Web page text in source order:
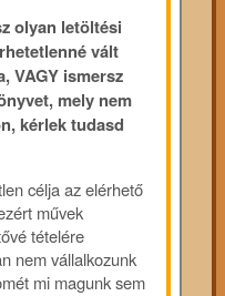
olyan letöltési
vált
VAGY ismersz
mely nem
kérlek tudasd
célja az elérhető
művek
tételére
nem vállalkozunk
mi magunk sem